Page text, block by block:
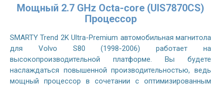
Мощный 2.7 GHz Octa-core (UIS7870CS)
Процессор
SMARTY Trend 2K Ultra-Premium автомобильная магнитола
для Volvo S80 (1998-2006) работает на
высокопроизводительной платформе. Вы будете
наслаждаться повышенной производительностью, ведь
мощный процессор в сочетании с оптимизированным